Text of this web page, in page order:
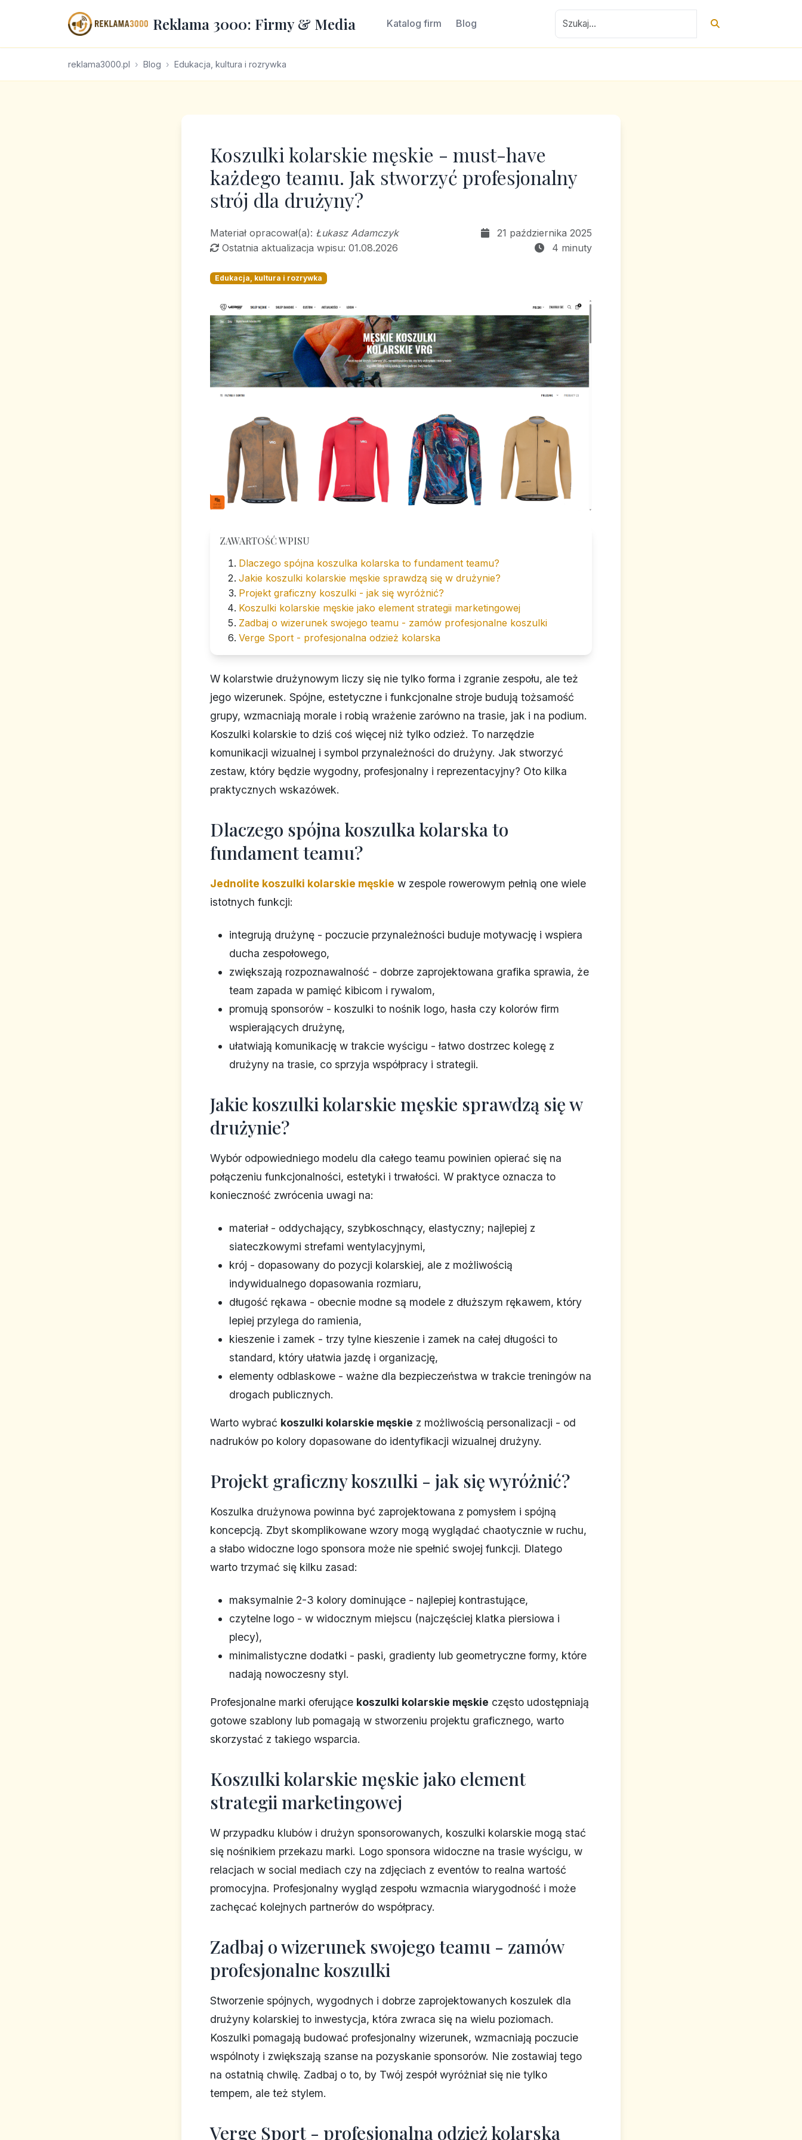
Reklama 3000: Firmy & Media Katalog firm Blog
reklama3000.pl Blog Edukacja, kultura i rozrywka
Koszulki kolarskie męskie - must-have
każdego teamu. Jak stworzyć profesjonalny
strój dla drużyny?
Materiał opracował(a): Łukasz Adamczyk
21 października 2025
Ostatnia aktualizacja wpisu: 01.08.2026
4 minuty
Edukacja, kultura i rozrywka
ZAWARTOŚĆ WPISU
Dlaczego spójna koszulka kolarska to fundament teamu?
Jakie koszulki kolarskie męskie sprawdzą się w drużynie?
Projekt graficzny koszulki - jak się wyróżnić?
Koszulki kolarskie męskie jako element strategii marketingowej
Zadbaj o wizerunek swojego teamu - zamów profesjonalne koszulki
Verge Sport - profesjonalna odzież kolarska
W kolarstwie drużynowym liczy się nie tylko forma i zgranie zespołu, ale też
jego wizerunek. Spójne, estetyczne i funkcjonalne stroje budują tożsamość
grupy, wzmacniają morale i robią wrażenie zarówno na trasie, jak i na podium.
Koszulki kolarskie to dziś coś więcej niż tylko odzież. To narzędzie
komunikacji wizualnej i symbol przynależności do drużyny. Jak stworzyć
zestaw, który będzie wygodny, profesjonalny i reprezentacyjny? Oto kilka
praktycznych wskazówek.
Dlaczego spójna koszulka kolarska to
fundament teamu?
Jednolite koszulki kolarskie męskie w zespole rowerowym pełnią one wiele
istotnych funkcji:
integrują drużynę - poczucie przynależności buduje motywację i wspiera
ducha zespołowego,
zwiększają rozpoznawalność - dobrze zaprojektowana grafika sprawia, że
team zapada w pamięć kibicom i rywalom,
promują sponsorów - koszulki to nośnik logo, hasła czy kolorów firm
wspierających drużynę,
ułatwiają komunikację w trakcie wyścigu - łatwo dostrzec kolegę z
drużyny na trasie, co sprzyja współpracy i strategii.
Jakie koszulki kolarskie męskie sprawdzą się w
drużynie?
Wybór odpowiedniego modelu dla całego teamu powinien opierać się na
połączeniu funkcjonalności, estetyki i trwałości. W praktyce oznacza to
konieczność zwrócenia uwagi na:
materiał - oddychający, szybkoschnący, elastyczny; najlepiej z
siateczkowymi strefami wentylacyjnymi,
krój - dopasowany do pozycji kolarskiej, ale z możliwością
indywidualnego dopasowania rozmiaru,
długość rękawa - obecnie modne są modele z dłuższym rękawem, który
lepiej przylega do ramienia,
kieszenie i zamek - trzy tylne kieszenie i zamek na całej długości to
standard, który ułatwia jazdę i organizację,
elementy odblaskowe - ważne dla bezpieczeństwa w trakcie treningów na
drogach publicznych.
Warto wybrać koszulki kolarskie męskie z możliwością personalizacji - od
nadruków po kolory dopasowane do identyfikacji wizualnej drużyny.
Projekt graficzny koszulki - jak się wyróżnić?
Koszulka drużynowa powinna być zaprojektowana z pomysłem i spójną
koncepcją. Zbyt skomplikowane wzory mogą wyglądać chaotycznie w ruchu,
a słabo widoczne logo sponsora może nie spełnić swojej funkcji. Dlatego
warto trzymać się kilku zasad:
maksymalnie 2-3 kolory dominujące - najlepiej kontrastujące,
czytelne logo - w widocznym miejscu (najczęściej klatka piersiowa i
plecy),
minimalistyczne dodatki - paski, gradienty lub geometryczne formy, które
nadają nowoczesny styl.
Profesjonalne marki oferujące koszulki kolarskie męskie często udostępniają
gotowe szablony lub pomagają w stworzeniu projektu graficznego, warto
skorzystać z takiego wsparcia.
Koszulki kolarskie męskie jako element
strategii marketingowej
W przypadku klubów i drużyn sponsorowanych, koszulki kolarskie mogą stać
się nośnikiem przekazu marki. Logo sponsora widoczne na trasie wyścigu, w
relacjach w social mediach czy na zdjęciach z eventów to realna wartość
promocyjna. Profesjonalny wygląd zespołu wzmacnia wiarygodność i może
zachęcać kolejnych partnerów do współpracy.
Zadbaj o wizerunek swojego teamu - zamów
profesjonalne koszulki
Stworzenie spójnych, wygodnych i dobrze zaprojektowanych koszulek dla
drużyny kolarskiej to inwestycja, która zwraca się na wielu poziomach.
Koszulki pomagają budować profesjonalny wizerunek, wzmacniają poczucie
wspólnoty i zwiększają szanse na pozyskanie sponsorów. Nie zostawiaj tego
na ostatnią chwilę. Zadbaj o to, by Twój zespół wyróżniał się nie tylko
tempem, ale też stylem.
Verge Sport - profesjonalna odzież kolarska